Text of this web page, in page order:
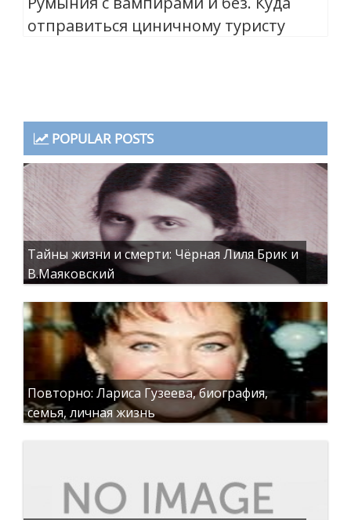
отправиться циничному туристу
POPULAR POSTS
Тайны жизни и смерти: Чёрная Лиля Брик и
В.Маяковский
Повторно: Лариса Гузеева, биография,
семья, личная жизнь